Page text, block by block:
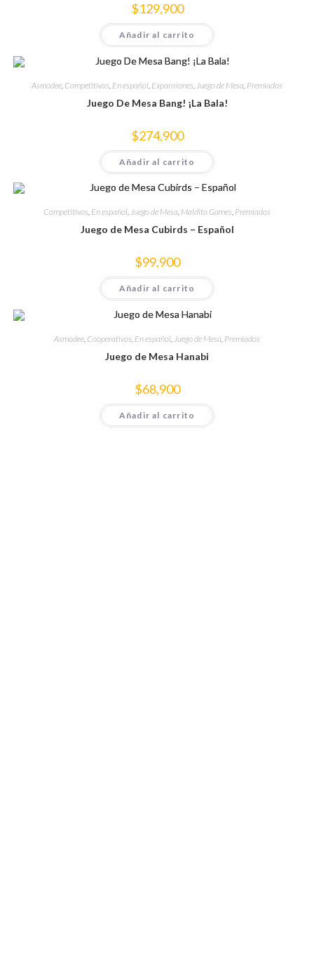
$129,900
Añadir al carrito
Asmodee Competitivos En español Expansiones Juego de Mesa Premiados
Juego De Mesa Bang! ¡La Bala!
$274,900
Añadir al carrito
Competitivos, En español,Juego de Mesa, Maldito Games, Premiados
Juego de Mesa Cubirds – Español
$99,900
Añadir al carrito
Asmodee Cooperativos En español Juego de Mesa Premiados
Juego de Mesa Hanabi
$68,900
Añadir al carrito